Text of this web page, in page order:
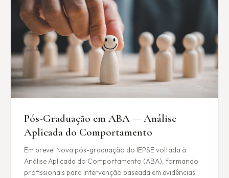
Pós-Graduação em ABA — Análise
Aplicada do Comportamento
Em breve! Nova pós-graduação do IEPSE voltada à
Análise Aplicada do Comportamento (ABA), formando
profissionais para intervenção baseada em evidências